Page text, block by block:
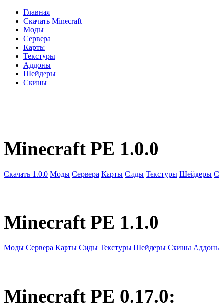
Главная
Скачать Minecraft
Моды
Сервера
Карты
Текстуры
Аддоны
Шейдеры
Скины
Minecraft PE 1.0.0
Скачать 1.0.0 Моды Сервера Карты Сиды Текстуры Шейдеры
Minecraft PE 1.1.0
Моды Сервера Карты Сиды Текстуры Шейдеры Скины
Minecraft PE 0.17.0: